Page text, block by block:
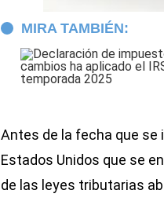
MIRA TAMBIÉN:
Antes de la fecha que se
Estados Unidos que se
de las leyes tributarias